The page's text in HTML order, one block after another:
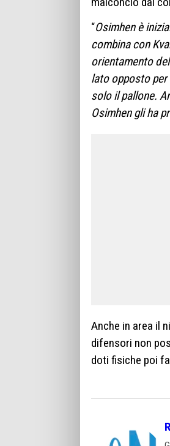
“Osimhen è
combina con
orientamento
lato opposto
solo il pallone.
Osimhen gli ha
Anche in area il
difensori non
doti fisiche poi